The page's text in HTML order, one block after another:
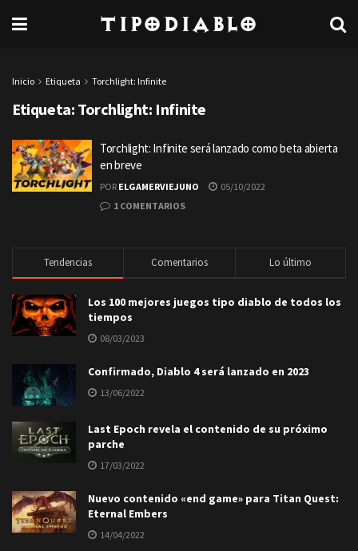
TipoDiablo
Inicio Etiqueta Torchlight: Infinite
Etiqueta: Torchlight: Infinite
Torchlight: Infinite será lanzado como beta abierta
en breve
POR ELGAMERVIEJUNO
05/10/2022
1 COMENTARIOS
Tendencias Comentarios Lo último
Los 100 mejores juegos tipo diablo de todos los
tiempos
08/03/2023
Confirmado, Diablo 4 será lanzado en 2023
13/06/2022
Last Epoch revela el contenido de su próximo
parche
17/03/2022
Nuevo contenido «end game» para Titan Quest:
Eternal Embers
14/04/2022